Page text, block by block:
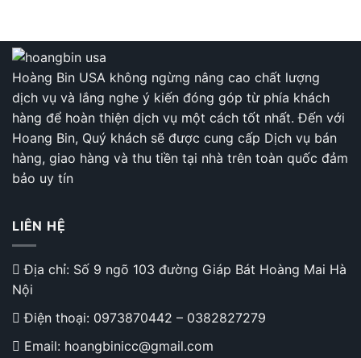
Hoàng Bin USA không ngừng nâng cao chất lượng
dịch vụ và lắng nghe ý kiến đóng góp từ phía khách
hàng để hoàn thiện dịch vụ một cách tốt nhất. Đến với
Hoang Bin, Quý khách sẽ được cung cấp Dịch vụ bán
hàng, giao hàng và thu tiền tại nhà trên toàn quốc đảm
bảo uy tín
LIÊN HỆ
Địa chỉ: Số 9 ngõ 103 đường Giáp Bát Hoàng Mai Hà
Nội
Điện thoại: 0973870442 – 0382827279
Email: hoangbinicc@gmail.com